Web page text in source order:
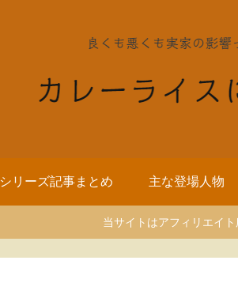
シリーズ記事まとめ 主な登場人物
当サイトはアフィリエイ